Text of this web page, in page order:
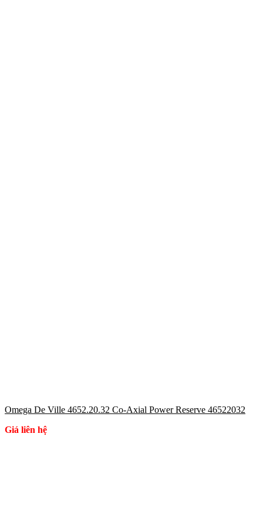
Omega De Ville 4652.20.32 Co-Axial Power Reserve 46522032
Giá liên hệ